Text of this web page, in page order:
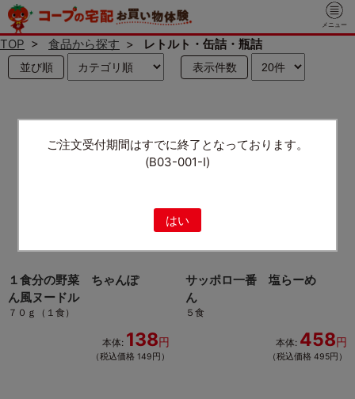
ご注文受付期間はすでに終了となっております。
(B03-001-I)
はい
メニュー
TOP > 食品から探す > レトルト・缶詰・瓶詰
並び順 表示件数
１食分の野菜 ちゃんぽ
ん風ヌードル
７０ｇ（１食）
本体: 138円
（税込価格 149円）
サッポロ一番 塩らーめ
ん
５食
本体: 458円
（税込価格 495円）